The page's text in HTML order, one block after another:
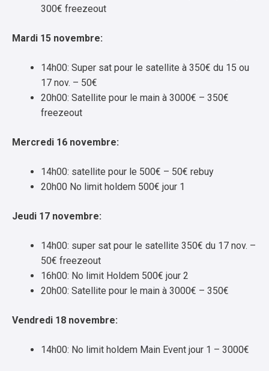
300€ freezeout
Mardi 15 novembre:
14h00: Super sat pour le satellite à 350€ du 15 ou
17 nov. – 50€
20h00: Satellite pour le main à 3000€ – 350€
freezeout
Mercredi 16 novembre:
14h00: satellite pour le 500€ – 50€ rebuy
20h00 No limit holdem 500€ jour 1
Jeudi 17 novembre:
14h00: super sat pour le satellite 350€ du 17 nov. –
50€ freezeout
16h00: No limit Holdem 500€ jour 2
20h00: Satellite pour le main à 3000€ – 350€
Vendredi 18 novembre:
14h00: No limit holdem Main Event jour 1 – 3000€